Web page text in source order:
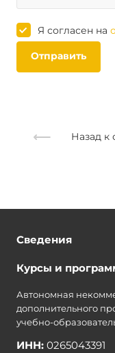
Я согласен на
Отправить
Назад к
Сведения
Курсы и
Автономная
дополнительного
учебно-
ИНН: 0265043391